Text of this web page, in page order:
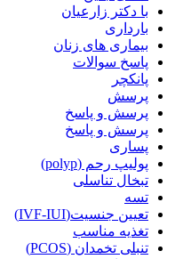
با دکتر زارعیان
بارداری
بیماری های زنان
پاسخ سوالات
پانکچر
پرسش
پرسش و پاسخ
پرسش و پاسخ
پساری
پولیپ رحم (polyp)
تبخال تناسلی
تسه
تعیین جنسیت(IVF-IUI)
تغذیه مناسب
تنبلی تخمدان (PCOS)